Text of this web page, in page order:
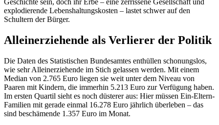
explodierende Lebenshaltungskosten – lastet schwer auf den
Schultern der Bürger.
Alleinerziehende als Verlierer der Politik
Die Daten des Statistischen Bundesamtes enthüllen schonungslos,
wie sehr Alleinerziehende im Stich gelassen werden. Mit einem
Median von 2.765 Euro liegen sie weit unter dem Niveau von
Paaren mit Kindern, die immerhin 5.213 Euro zur Verfügung haben.
Im ersten Quartil sieht es noch düsterer aus: Hier müssen Ein-Eltern-
Familien mit gerade einmal 16.278 Euro jährlich überleben – das
sind beschämende 1.357 Euro im Monat.